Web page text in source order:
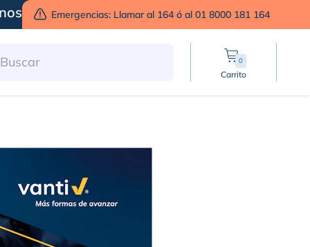
Emergencias: Llamar al 164 ó al 01 8000 181 164
0
Carrito